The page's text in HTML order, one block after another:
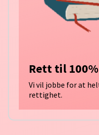
Rett til 100%
Vi vil jobbe for at
rettighet.